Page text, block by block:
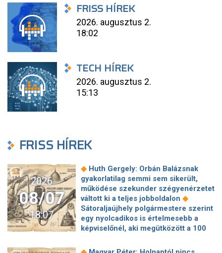
FRISS HÍREK
2026. augusztus 2.
18:02
TECH HÍREK
2026. augusztus 2.
15:13
FRISS HÍREK
2026
08/07
18:07
◆ Huth Gergely: Orbán Balázsnak
gyakorlatilag semmi sem sikerült,
működése szekunder szégyenérzetet
váltott ki a teljes jobboldalon ◆
Sátoraljaújhely polgármestere szerint
egy nyolcadikos is értelmesebb a
képviselőnél, aki megütközött a 100
hírszerzés szerint Putyin pár éven